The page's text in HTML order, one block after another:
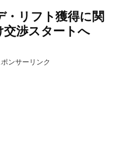
・リフト獲得に関
交渉スタートへ
ポンサーリンク